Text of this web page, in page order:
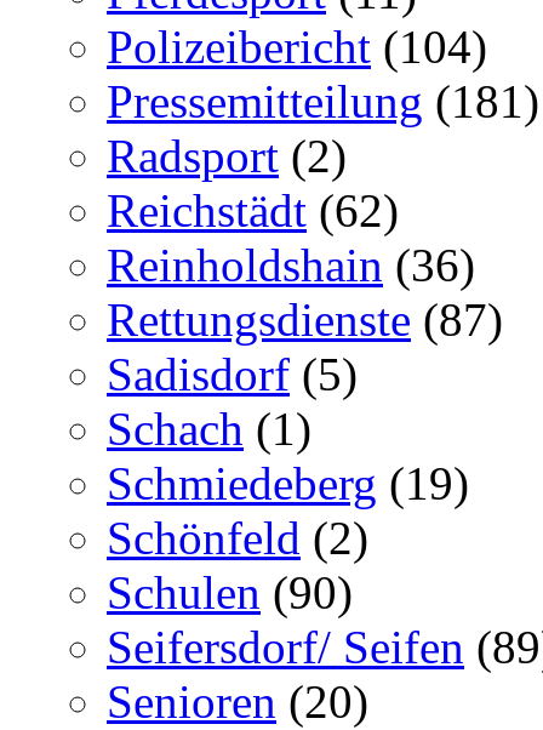
Polizeibericht (104)
Pressemitteilung (181)
Radsport (2)
Reichstädt (62)
Reinholdshain (36)
Rettungsdienste (87)
Sadisdorf (5)
Schach (1)
Schmiedeberg (19)
Schönfeld (2)
Schulen (90)
Seifersdorf/ Seifen
Senioren (20)